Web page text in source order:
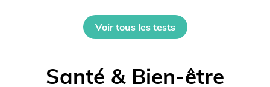
Voir tous les tests
Santé & Bien-être